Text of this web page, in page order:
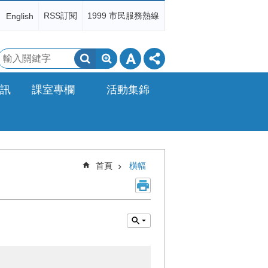
English RSS訂閱 1999 市民服務熱線
搜
尋
課室專欄 活動集錦
首頁 橫幅